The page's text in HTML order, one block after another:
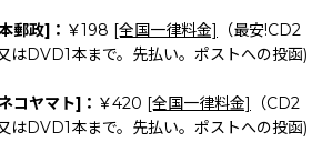
郵政]： ￥198 [全国一律料金]
（最安!CD2
はDVD1本まで。先払い。ポストへの投函)
コヤマト]： ￥420 [全国一律料金]
（CD2
はDVD1本まで。先払い。ポストへの投函)